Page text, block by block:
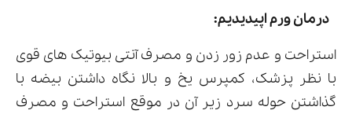
درمان ورم اپیدیدیم:
استراحت و عدم زور زدن و مصرف آنتی بیوتیک های قوی
با نظر پزشک، کمپرس یخ و بالا نگاه داشتن بیضه با
گذاشتن حوله سرد زیر آن در موقع استراحت و مصرف